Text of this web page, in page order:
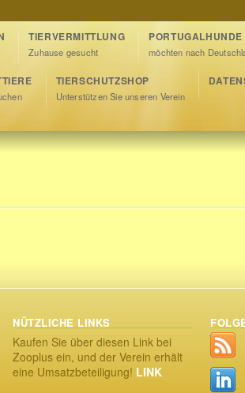
TIERVERMITTLUNG
Zuhause gesucht
PORTUGALHUNDE
möchten nach
TIERSCHUTZSHOP
Unterstützen Sie unseren Verein
NÜTZLICHE LINKS
Kaufen Sie über diesen Link bei
Zooplus ein, und der Verein erhält
eine Umsatzbeteiligung! LINK